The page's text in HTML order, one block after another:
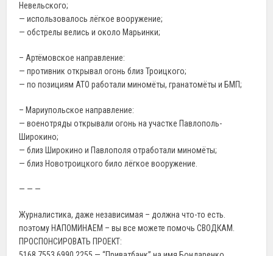
Невельского;
— использовалось лёгкое вооружение;
— обстрелы велись и около Марьинки;
– Артёмовское направление:
— противник открывал огонь близ Троицкого;
— по позициям АТО работали миномёты, гранатомёты и БМП;
– Мариупольское направление:
— военотряды открывали огонь на участке Павлополь-
Широкино;
— близ Широкино и Павлополя отработали миномёты;
— близ Новотроицкого било лёгкое вооружение.
— — —
Журналистика, даже независимая – должна что-то есть.
поэтому НАПОМИНАЕМ – вы все можете помочь СВОДКАМ.
ПРОСПОНСИРОВАТЬ ПРОЕКТ: